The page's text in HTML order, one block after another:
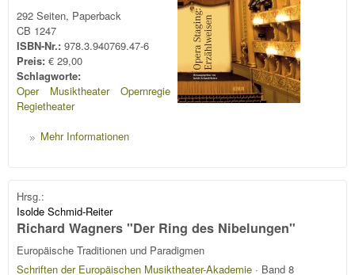
292 Seiten, Paperback
CB 1247
ISBN-Nr.: 978.3.940769.47-6
Preis: € 29,00
Schlagworte:
Oper
Musiktheater
Opernregie
Regietheater
Mehr Informationen
Hrsg.:
Isolde Schmid-Reiter
Richard Wagners "Der Ring des Nibelungen"
Europäische Traditionen und Paradigmen
Schriften der Europäischen Musiktheater-Akademie · Band 8